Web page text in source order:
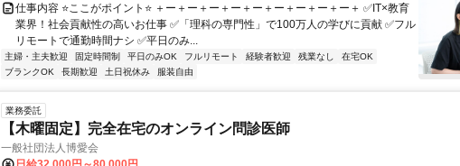
仕事内容 ⭐ここがポイント⭐ ＋ー＋ー＋ー＋ー＋ー＋ー＋ー＋ー＋ー＋ ✅IT×教育
業界！社会貢献性の高いお仕事 ✅「理科の専門性」で100万人の学びに貢献 ✅フル
リモートで通勤時間ナシ ✅平日のみ...
主婦・主夫歓迎 固定時間制 平日のみOK フルリモート 経験者歓迎 残業なし
在宅OK
ブランクOK
長期歓迎 土日祝休み 服装自由
業務委託
【木曜固定】完全在宅のオンライン問診医師
一般社団法人博愛会